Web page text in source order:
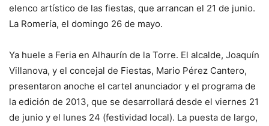
elenco artístico de las fiestas, que arrancan el 21 de junio.
La Romería, el domingo 26 de mayo.
Ya huele a Feria en Alhaurín de la Torre. El alcalde, Joaquín
Villanova, y el concejal de Fiestas, Mario Pérez Cantero,
presentaron anoche el cartel anunciador y el programa de
la edición de 2013, que se desarrollará desde el viernes 21
de junio y el lunes 24 (festividad local). La puesta de largo,